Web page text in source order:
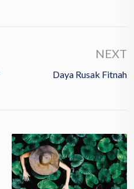
NEXT
Daya Rusak Fitnah